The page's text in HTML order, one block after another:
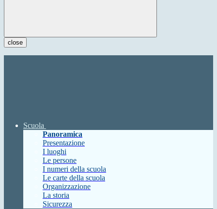
close
Scuola
Panoramica
Presentazione
I luoghi
Le persone
I numeri della scuola
Le carte della scuola
Organizzazione
La storia
Sicurezza